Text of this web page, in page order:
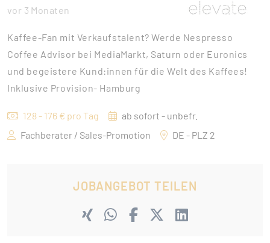
vor 3 Monaten
Kaffee-Fan mit Verkaufstalent? Werde Nespresso
Coffee Advisor bei MediaMarkt, Saturn oder Euronics
und begeistere Kund:innen für die Welt des Kaffees!
Inklusive Provision- Hamburg
128 - 176 € pro Tag
ab sofort - unbefr.
Fachberater / Sales-Promotion
DE - PLZ 2
JOBANGEBOT TEILEN